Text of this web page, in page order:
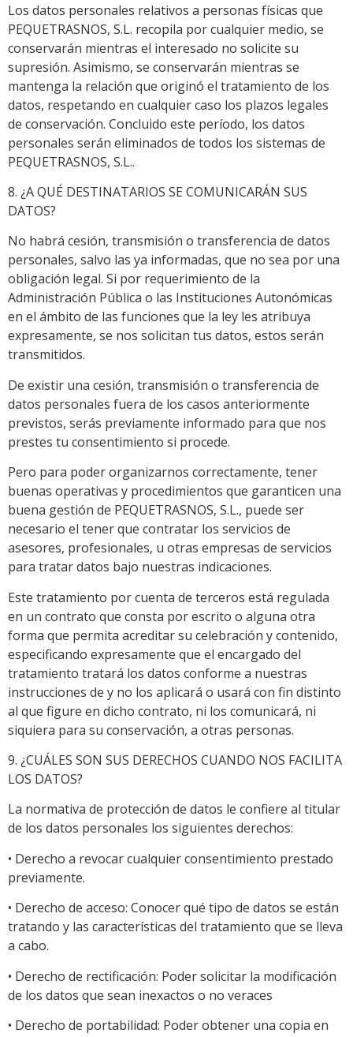
Los datos personales relativos a personas físicas que
PEQUETRASNOS, S.L. recopila por cualquier medio, se
conservarán mientras el interesado no solicite su
supresión. Asimismo, se conservarán mientras se
mantenga la relación que originó el tratamiento de los
datos, respetando en cualquier caso los plazos legales
de conservación. Concluido este período, los datos
personales serán eliminados de todos los sistemas de
PEQUETRASNOS, S.L..
8. ¿A QUÉ DESTINATARIOS SE COMUNICARÁN SUS
DATOS?
No habrá cesión, transmisión o transferencia de datos
personales, salvo las ya informadas, que no sea por una
obligación legal. Si por requerimiento de la
Administración Pública o las Instituciones Autonómicas
en el ámbito de las funciones que la ley les atribuya
expresamente, se nos solicitan tus datos, estos serán
transmitidos.
De existir una cesión, transmisión o transferencia de
datos personales fuera de los casos anteriormente
previstos, serás previamente informado para que nos
prestes tu consentimiento si procede.
Pero para poder organizarnos correctamente, tener
buenas operativas y procedimientos que garanticen una
buena gestión de PEQUETRASNOS, S.L., puede ser
necesario el tener que contratar los servicios de
asesores, profesionales, u otras empresas de servicios
para tratar datos bajo nuestras indicaciones.
Este tratamiento por cuenta de terceros está regulada
en un contrato que consta por escrito o alguna otra
forma que permita acreditar su celebración y contenido,
especificando expresamente que el encargado del
tratamiento tratará los datos conforme a nuestras
instrucciones de y no los aplicará o usará con fin distinto
al que figure en dicho contrato, ni los comunicará, ni
siquiera para su conservación, a otras personas.
9. ¿CUÁLES SON SUS DERECHOS CUANDO NOS FACILITA
LOS DATOS?
La normativa de protección de datos le confiere al titular
de los datos personales los siguientes derechos:
• Derecho a revocar cualquier consentimiento prestado
previamente.
• Derecho de acceso: Conocer qué tipo de datos se están
tratando y las características del tratamiento que se lleva
a cabo.
• Derecho de rectificación: Poder solicitar la modificación
de los datos que sean inexactos o no veraces
• Derecho de portabilidad: Poder obtener una copia en